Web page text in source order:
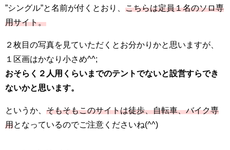
”シングル”と名前が付くとおり、 こちらは定員１名のソロ専
用サイト。
２枚目の写真を見ていただくとお分かりかと思いますが、
１区画はかなり小さめ^^;
おそらく２人用くらいまでのテントでないと設営すらでき
ないかと思います。
というか、 そもそもこのサイトは徒歩、自転車、バイク専
用となっているのでご注意くださいね(^^)